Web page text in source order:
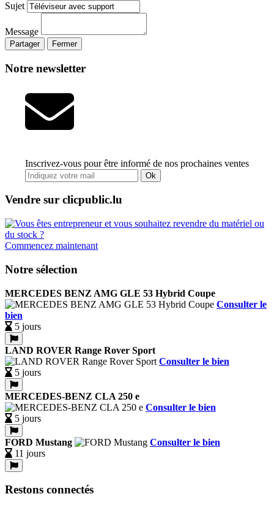
Sujet
Message
Partager Fermer
Notre newsletter
Inscrivez-vous pour être informé de nos prochaines ventes
Ok
Vendre sur clicpublic.lu
Commencez maintenant
Notre sélection
MERCEDES BENZ AMG GLE 53 Hybrid Coupe
Consulter le
bien
5 jours
LAND ROVER Range Rover Sport
Consulter le bien
5 jours
MERCEDES-BENZ CLA 250 e
Consulter le bien
5 jours
FORD Mustang
Consulter le bien
11 jours
Restons connectés